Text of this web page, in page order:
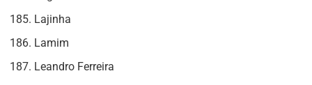
Lajinha
Lamim
Leandro Ferreira